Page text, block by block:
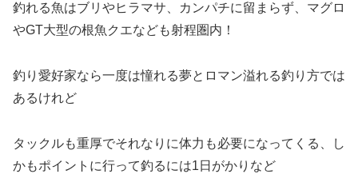
釣れる魚はブリやヒラマサ、カンパチに留まらず、マグロ
やGT大型の根魚クエなども射程圏内！
釣り愛好家なら一度は憧れる夢とロマン溢れる釣り方では
あるけれど
タックルも重厚でそれなりに体力も必要になってくる、し
かもポイントに行って釣るには1日がかりなど